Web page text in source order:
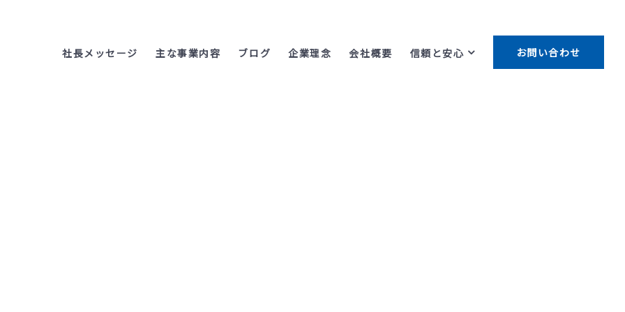
社長メッセージ 主な事業内容 ブログ 企業理念 会社概要 信頼と安心 お問い合わせ